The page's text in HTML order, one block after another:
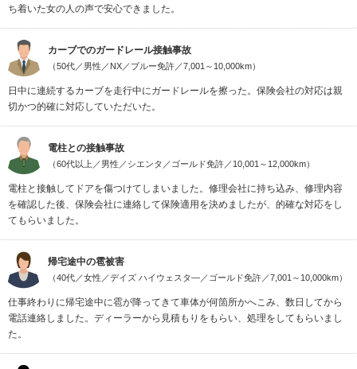
ち着いた女の人の声で安心できました。
カーブでのガードレール接触事故
（50代／男性／NX／ブルー免許／7,001～10,000km）
日中に連続するカーブを走行中にガードレールを擦った。保険会社の対応は親
切かつ的確に対応していただいた。
電柱との接触事故
（60代以上／男性／シエンタ／ゴールド免許／10,001～12,000km）
電柱と接触してドアを傷つけてしまいました。修理会社に持ち込み、修理内容
を確認した後、保険会社に連絡して保険適用を決めましたが、的確な対応をし
てもらいました。
帰宅途中の雹被害
（40代／女性／デイズ ハイウェスタ―／ゴールド免許／7,001～10,000km）
仕事終わりに帰宅途中に雹が降ってきて車体が何箇所かへこみ、数日してから
電話連絡しました。ディーラーから見積もりをもらい、処理をしてもらいまし
た。